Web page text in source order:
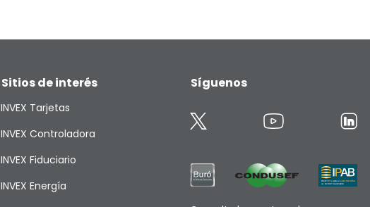
Sitios de interés
INVEX Tarjetas
INVEX Controladora
INVEX Fiduciario
INVEX Energía
Síguenos